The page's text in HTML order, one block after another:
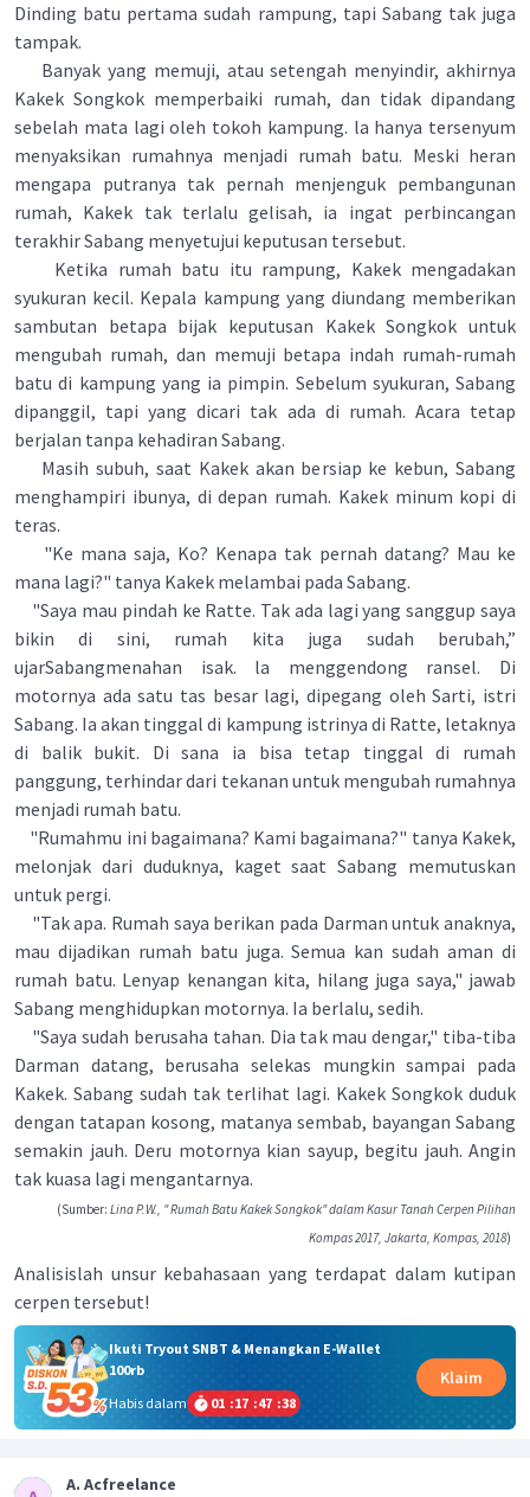
Dinding batu pertama sudah rampung, tapi Sabang tak juga
tampak.
Banyak yang memuji, atau setengah menyindir, akhirnya
Kakek Songkok memperbaiki rumah, dan tidak dipandang
sebelah mata lagi oleh tokoh kampung. la hanya tersenyum
menyaksikan rumahnya menjadi rumah batu. Meski heran
mengapa putranya tak pernah menjenguk pembangunan
rumah, Kakek tak terlalu gelisah, ia ingat perbincangan
terakhir Sabang menyetujui keputusan tersebut.
Ketika rumah batu itu rampung, Kakek mengadakan
syukuran kecil. Kepala kampung yang diundang memberikan
sambutan betapa bijak keputusan Kakek Songkok untuk
mengubah rumah, dan memuji betapa indah rumah-rumah
batu di kampung yang ia pimpin. Sebelum syukuran, Sabang
dipanggil, tapi yang dicari tak ada di rumah. Acara tetap
berjalan tanpa kehadiran Sabang.
Masih subuh, saat Kakek akan bersiap ke kebun, Sabang
menghampiri ibunya, di depan rumah. Kakek minum kopi di
teras.
"Ke mana saja, Ko? Kenapa tak pernah datang? Mau ke
mana lagi?" tanya Kakek melambai pada Sabang.
"Saya mau pindah ke Ratte. Tak ada lagi yang sanggup saya
bikin di sini, rumah kita juga sudah berubah,”
ujarSabangmenahan isak. la menggendong ransel. Di
motornya ada satu tas besar lagi, dipegang oleh Sarti, istri
Sabang. Ia akan tinggal di kampung istrinya di Ratte, letaknya
di balik bukit. Di sana ia bisa tetap tinggal di rumah
panggung, terhindar dari tekanan untuk mengubah rumahnya
menjadi rumah batu.
"Rumahmu ini bagaimana? Kami bagaimana?" tanya Kakek,
melonjak dari duduknya, kaget saat Sabang memutuskan
untuk pergi.
"Tak apa. Rumah saya berikan pada Darman untuk anaknya,
mau dijadikan rumah batu juga. Semua kan sudah aman di
rumah batu. Lenyap kenangan kita, hilang juga saya," jawab
Sabang menghidupkan motornya. Ia berlalu, sedih.
"Saya sudah berusaha tahan. Dia tak mau dengar," tiba-tiba
Darman datang, berusaha selekas mungkin sampai pada
Kakek. Sabang sudah tak terlihat lagi. Kakek Songkok duduk
dengan tatapan kosong, matanya sembab, bayangan Sabang
semakin jauh. Deru motornya kian sayup, begitu jauh. Angin
tak kuasa lagi mengantarnya.
(Sumber: Lina P.W., " Rumah Batu Kakek Songkok" dalam Kasur Tanah Cerpen Pilihan
Kompas 2017, Jakarta, Kompas, 2018)
Analisislah unsur kebahasaan yang terdapat dalam kutipan
cerpen tersebut!
Ikuti Tryout SNBT & Menangkan E-Wallet
100rb
Habis dalam
01 :17 :47 :37
Klaim
A. Acfreelance